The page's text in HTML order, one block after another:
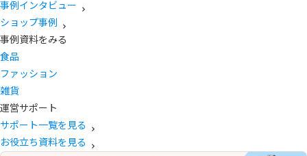
事例インタビュー
ショップ事例
事例資料をみる
食品
ファッション
雑貨
運営サポート
サポート一覧を見る
お役立ち資料を見る